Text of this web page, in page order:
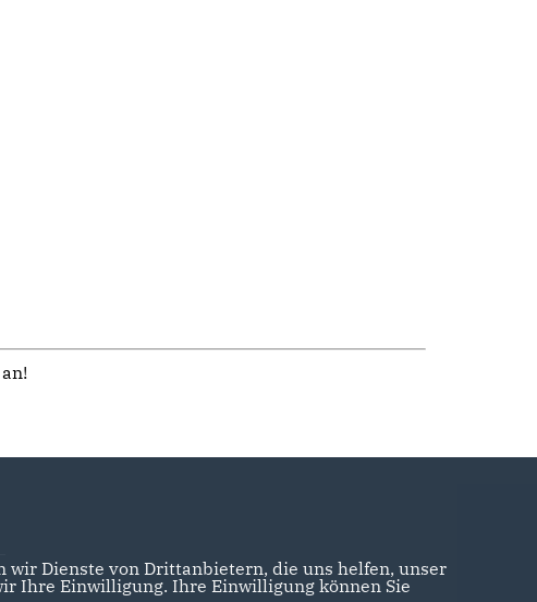
wir Dienste von Drittanbietern, die uns helfen, unser
Ihre Einwilligung. Ihre Einwilligung können Sie